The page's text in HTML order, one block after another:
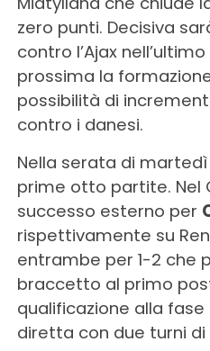
zero punti. Decisiva
contro l’Ajax
prossima la
possibilità di
contro i danesi.
Nella serata di
prime otto partite. Nel
successo esterno per
rispettivamente su
entrambe per 1-2 che
braccetto al primo
qualificazione alla
diretta con due turni di